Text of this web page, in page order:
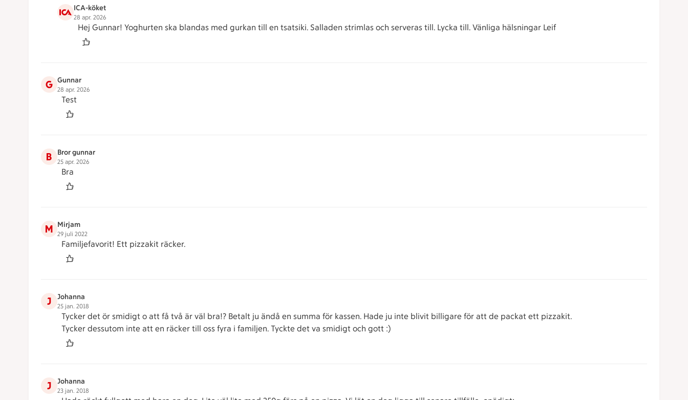
ICA-köket
28 apr. 2026
Hej Gunnar! Yoghurten ska blandas med gurkan till en tsatsiki. Salladen strimlas och serveras till. Lycka till. Vänliga hälsningar Leif
G Gunnar
28 apr. 2026
Test
B Bror gunnar
25 apr. 2026
Bra
M Mirjam
29 juli 2022
Familjefavorit! Ett pizzakit räcker.
J Johanna
25 jan. 2018
Tycker det ör smidigt o att få två är väl bra!? Betalt ju ändå en summa för kassen. Hade ju inte blivit billigare för att de packat ett pizzakit.
Tycker dessutom inte att en räcker till oss fyra i familjen. Tyckte det va smidigt och gott :)
J Johanna
23 jan. 2018